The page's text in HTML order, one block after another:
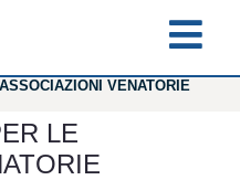
VENATORIE
LE